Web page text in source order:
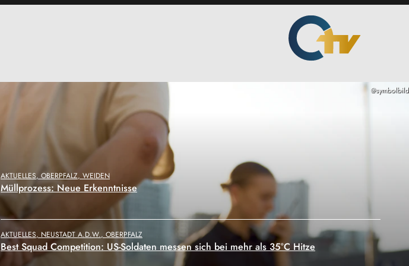
AKTUELLES, NEUSTADT A.D.W., OBERPFALZ
Best Squad Competition: US-Soldaten messen sich bei mehr als 35°C Hitze
AKTUELLES, OBERPFALZ, WEIDEN
280 Kilometer zu Fuß – Grünen-Abgeordneter auf Sommertour